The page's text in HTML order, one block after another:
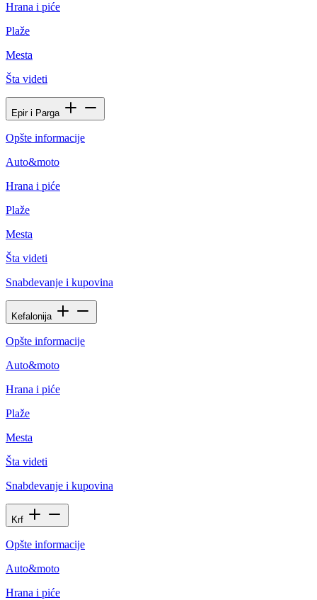
Hrana i piće
Plaže
Mesta
Šta videti
Epir i Parga
Opšte informacije
Auto&moto
Hrana i piće
Plaže
Mesta
Šta videti
Snabdevanje i kupovina
Kefalonija
Opšte informacije
Auto&moto
Hrana i piće
Plaže
Mesta
Šta videti
Snabdevanje i kupovina
Krf
Opšte informacije
Auto&moto
Hrana i piće